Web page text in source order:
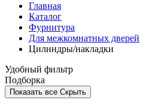
Главная
Каталог
Фурнитура
Для межкомнатных дверей
Цилиндры/накладки
Удобный фильтр
Подборка
Показать все Скрыть